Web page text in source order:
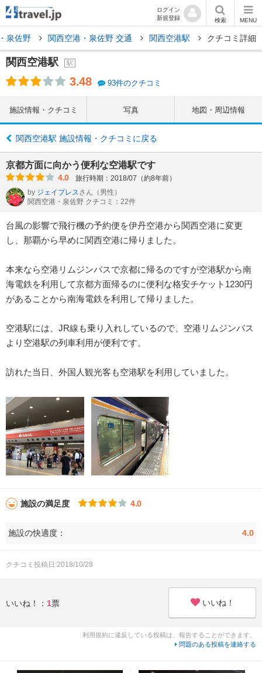
ログイン
新規登録
検索 MENU
泉佐野 関西空港・泉佐野 交通 関西空港駅 クチコミ詳細
関西空港駅 駅
3.48 93件のクチコミ
施設情報・クチコミ 写真 地図・周辺情報
関西空港駅 施設情報・クチコミに戻る
京都方面に向かう便利な空港駅です
4.0
旅行時期：2018/07（約8年前）
by ジェイプレスさん （男性）
関西空港・泉佐野 クチコミ：22件
台風の影響で飛行機の予約便を伊丹空港から関西空港に変更
し、那覇から早めに関西空港に帰りました。
本来なら空港リムジンバスで京都に帰るのですが空港駅から南
海電鉄を利用して京都方面帰るのに便利な格安チケット1230円
があることから南海電鉄を利用して帰りました。
空港駅には、JR線も乗り入れしているので、空港リムジンバス
より空港駅の列車利用が便利です。
訪れた当日、外国人観光客も空港駅を利用していました。
施設の満足度 4.0
施設の快適度： 4.0
クチコミ投稿日:2018/10/28
いいね！： 1票 いいね！
利用規約に違反している投稿は、報告することができます。
問題のある投稿を連絡する